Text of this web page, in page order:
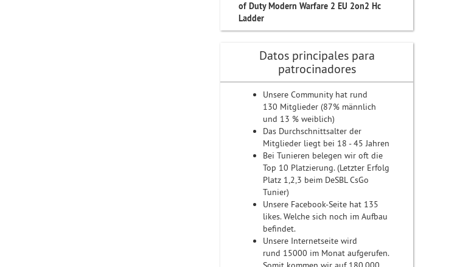
of Duty Modern Warfare 2 EU 2on2 Hc
Ladder
Datos principales para
patrocinadores
Unsere Community hat rund
130 Mitglieder (87% männlich
und 13 % weiblich)
Das Durchschnittsalter der
Mitglieder liegt bei 18 - 45 Jahren
Bei Tunieren belegen wir oft die
Top 10 Platzierung. (Letzter Erfolg
Platz 1,2,3 beim DeSBL CsGo
Tunier)
Unsere Facebook-Seite hat 135
likes. Welche sich noch im Aufbau
befindet.
Unsere Internetseite wird
rund 15000 im Monat aufgerufen.